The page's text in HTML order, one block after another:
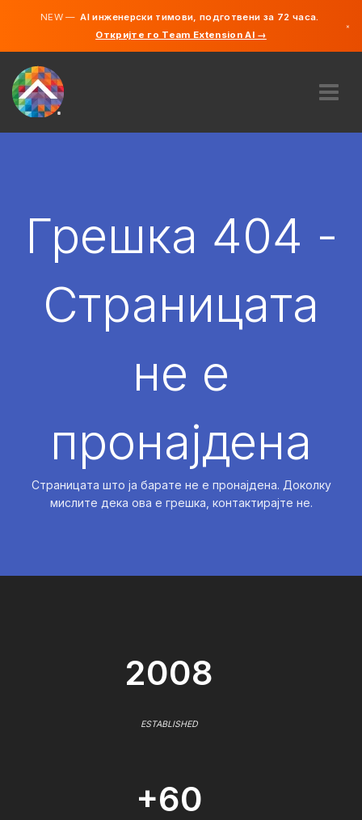
NEW —AI инженерски тимови, подготвени за 72 часа.
Откријте го Team Extension AI →
×
АНГАЖИРАЈ
Грешка 404 -
Страницата
не е
пронајдена
Страницата што ја барате не е пронајдена. Доколку
мислите дека ова е грешка, контактирајте не.
2008
ESTABLISHED
+60